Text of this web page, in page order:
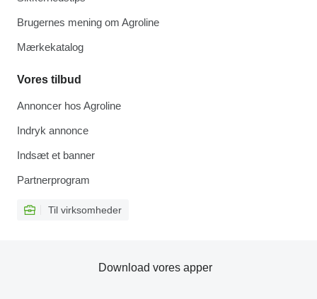
Brugernes mening om Agroline
Mærkekatalog
Vores tilbud
Annoncer hos Agroline
Indryk annonce
Indsæt et banner
Partnerprogram
Til virksomheder
Download vores apper